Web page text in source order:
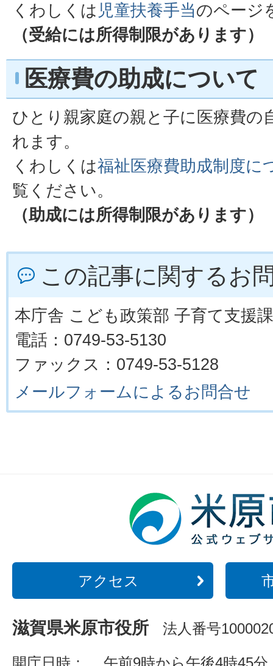
くわしくは 児童扶養手当のページ
（受給には所得制限があります）
医療費の助成について
ひとり親家庭の親と子に医療費の
れます。
くわしくは福祉医療費助成制度に
覧ください。
（助成には所得制限があります）
この記事に関するお
本庁舎 こども政策部 子育て支援課
電話：0749-53-5130
ファックス：0749-53-5128
メールフォームによるお問合せ
アクセス
滋賀県米原市役所 法人番号
開庁日時： 午前9時から午後4時45分